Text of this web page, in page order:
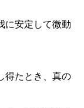
に安定して微動
得たとき、真の